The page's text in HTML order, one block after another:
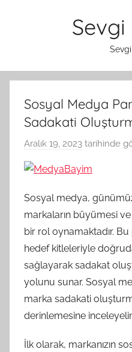
Sosyal Medya
Sadakati
Aralık 19, 2023 tarihinde
Sosyal medya,
markaların büyümesi ve
bir rol oynamaktadır.
hedef kitleleriyle
sağlayarak sadakat
yolunu sunar. Sosyal
marka sadakati
derinlemesine
İlk olarak, markanızın